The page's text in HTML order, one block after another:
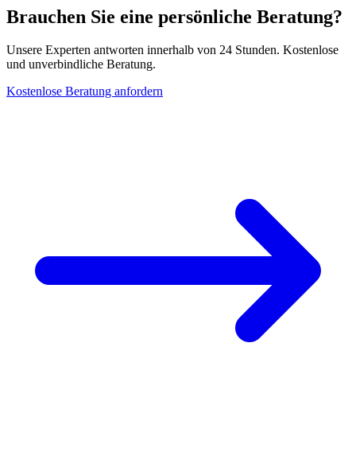
Brauchen Sie eine persönliche Beratung?
Unsere Experten antworten innerhalb von 24 Stunden. Kostenlose
und unverbindliche Beratung.
Kostenlose Beratung anfordern